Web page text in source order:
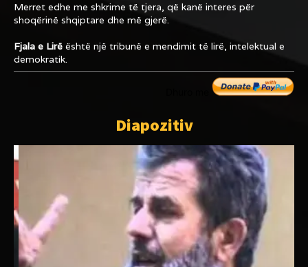
Merret edhe me shkrime të tjera, që kanë interes për
shoqërinë shqiptare dhe më gjerë.
Fjala e Lirë është një tribunë e mendimit të lirë, intelektual e
demokratik.
Diapozitiv